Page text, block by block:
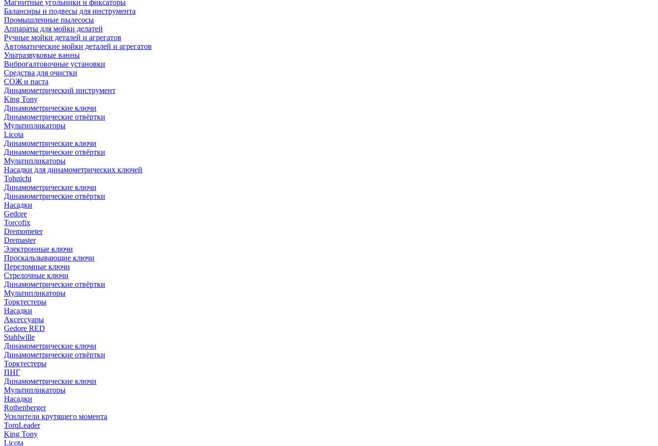
Магнитные угольники и фиксаторы
Балансиры и подвесы для инструмента
Промышленные пылесосы
Аппараты для мойки делатей
Ручные мойки деталей и агрегатов
Автоматические мойки деталей и агрегатов
Ультразвуковые ванны
Виброгалтовочные установки
Средства для очистки
СОЖ и паста
Динамометрический инструмент
King Tony
Динамометрические ключи
Динамометрические отвёртки
Мультипликаторы
Licota
Динамометрические ключи
Динамометрические отвёртки
Мультипликаторы
Насадки для динамометрических ключей
Tohnichi
Динамометрические ключи
Динамометрические отвёртки
Насадки
Gedore
Torcofix
Dremometer
Dremaster
Электронные ключи
Проскальзывающие ключи
Переломные ключи
Стрелочные ключи
Динамометрические отвёртки
Мультипликаторы
Торктестеры
Насадки
Аксессуары
Gedore RED
Stahlwille
Динамометрические ключи
Динамометрические отвёртки
Торктестеры
ПНГ
Динамометрические ключи
Мультипликаторы
Насадки
Rothenberger
Усилители крутящего момента
TorqLeader
King Tony
Licota